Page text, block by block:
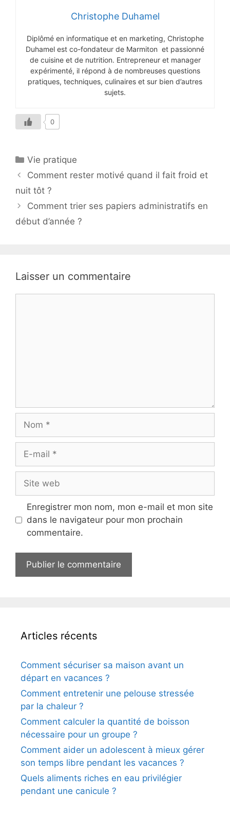
Christophe Duhamel
Diplômé en informatique et en marketing, Christophe
Duhamel est co-fondateur de Marmiton et passionné
de cuisine et de nutrition. Entrepreneur et manager
expérimenté, il répond à de nombreuses questions
pratiques, techniques, culinaires et sur bien d’autres
sujets.
0
Catégories
Vie pratique
Comment rester motivé quand il fait froid et
nuit tôt ?
Comment trier ses papiers administratifs en
début d’année ?
Laisser un commentaire
Nom
Site
web
Enregistrer mon nom, mon e-mail et mon site
dans le navigateur pour mon prochain
commentaire.
Articles récents
Comment sécuriser sa maison avant un
départ en vacances ?
Comment entretenir une pelouse stressée
par la chaleur ?
Comment calculer la quantité de boisson
nécessaire pour un groupe ?
Comment aider un adolescent à mieux gérer
son temps libre pendant les vacances ?
Quels aliments riches en eau privilégier
pendant une canicule ?